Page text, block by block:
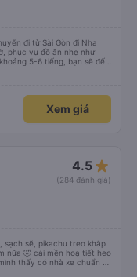
giống như những gì chúng
khác nhau. Trong tương
đi từ Sài Gòn đi Nha
phục vụ đồ ăn nhẹ như
5-6 tiếng, bạn sẽ đến
đưa đón miễn phí, tuy
được hỗ trợ tìm xe đưa
mời bạn đi xe bên ngoài.
kiểu cabin với thiết kế
giá này sẽ giúp ích cho
Xem giá
4.5 star_rate
(284 đánh giá)
sạch sẽ, pikachu treo khắp
nữa 🤣 cái mền hoạ tiết heo
thấy có nhà xe chuẩn bị
được nv dẫn tới tận nơi để